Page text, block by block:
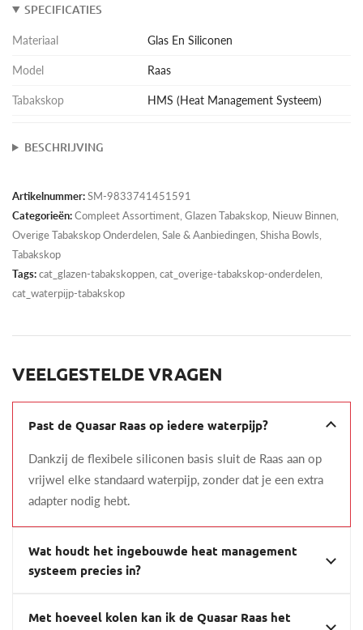
SPECIFICATIES
Materiaal Glas En Siliconen
Model Raas
Tabakskop HMS (Heat Management Systeem)
BESCHRIJVING
Artikelnummer:SM-9833741451591
Categorieën:Compleet Assortiment Glazen Tabakskop Nieuw Binnen
Overige Tabakskop Onderdelen Sale & Aanbiedingen Shisha Bowls
Tabakskop
Tags:cat_glazen-tabakskoppen, cat_overige-tabakskop-onderdelen,
cat_waterpijp-tabakskop
VEELGESTELDE VRAGEN
Past de Quasar Raas op iedere waterpijp?
Dankzij de flexibele siliconen basis sluit de Raas aan op
vrijwel elke standaard waterpijp, zonder dat je een extra
adapter nodig hebt.
Wat houdt het ingebouwde heat management
systeem precies in?
Met hoeveel kolen kan ik de Quasar Raas het